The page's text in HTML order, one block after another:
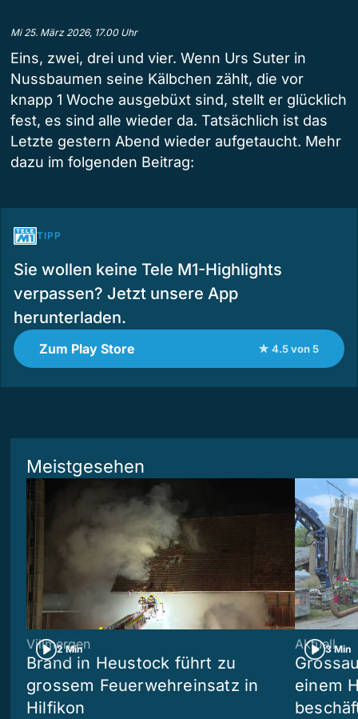
Mi 25. März 2026, 17.00 Uhr
Eins, zwei, drei und vier. Wenn Urs Suter in
Nussbaumen seine Kälbchen zählt, die vor
knapp 1 Woche ausgebüxt sind, stellt er glücklich
fest, es sind alle wieder da. Tatsächlich ist das
Letzte gestern Abend wieder aufgetaucht. Mehr
dazu im folgenden Beitrag:
TIPP
Sie wollen keine Tele M1-Highlights
verpassen? Jetzt unsere App
herunterladen.
Zum Play Store ★ 4.5 von 5
Meistgesehen
2 Min
Villmergen
Brand in Heustock führt zu
grossem Feuerwehreinsatz in
Hilfikon
3 Min
Aktuell
einem